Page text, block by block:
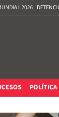
2026
POLÍTICA